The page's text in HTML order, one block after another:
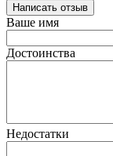
Написать отзыв
Ваше имя
Достоинства
Недостатки